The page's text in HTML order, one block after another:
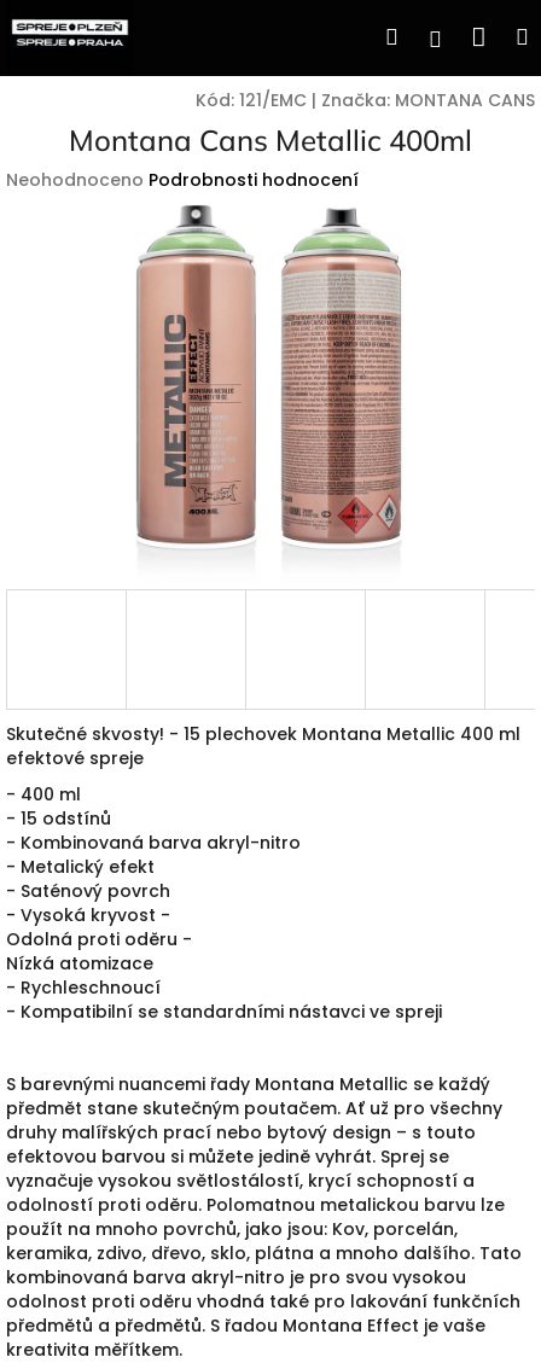
na
Hledat
Kód: 121/EMC | Značka: MONTANA CANS
Montana Cans Metallic 400ml
Průměrné
Neohodnoceno Podrobnosti hodnocení
Skutečné skvosty! - 15 plechovek Montana Metallic 400 ml
efektové spreje
- 400 ml
- 15 odstínů
- Kombinovaná barva akryl-nitro
- Metalický efekt
- Saténový povrch
- Vysoká kryvost -
Odolná proti oděru -
Nízká atomizace
- Rychleschnoucí
- Kompatibilní se standardními nástavci ve spreji
S barevnými nuancemi řady Montana Metallic se každý
předmět stane skutečným poutačem. Ať už pro všechny
druhy malířských prací nebo bytový design – s touto
efektovou barvou si můžete jedině vyhrát. Sprej se
vyznačuje vysokou světlostálostí, krycí schopností a
odolností proti oděru. Polomatnou metalickou barvu lze
použít na mnoho povrchů, jako jsou: Kov, porcelán,
keramika, zdivo, dřevo, sklo, plátna a mnoho dalšího. Tato
kombinovaná barva akryl-nitro je pro svou vysokou
odolnost proti oděru vhodná také pro lakování funkčních
předmětů a předmětů. S řadou Montana Effect je vaše
kreativita měřítkem.